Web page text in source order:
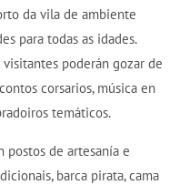
da vila de ambiente
para todas as idades.
poderán gozar de
corsarios, música en
temáticos.
postos de artesanía e
barca pirata, cama